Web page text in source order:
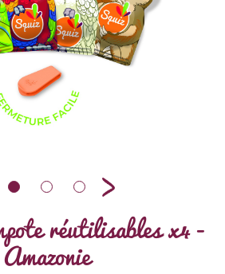
réutilisables x4 -
Amazonie